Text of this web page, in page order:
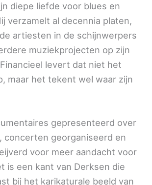
diepe liefde voor blues en
verzamelt al decennia platen,
artiesten in de schijnwerpers
muziekprojecten op zijn
levert dat niet het
maar het tekent wel waar zijn
gepresenteerd over
concerten georganiseerd en
voor meer aandacht voor
is een kant van Derksen die
bij het karikaturale beeld van